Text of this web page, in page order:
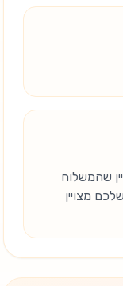
שהמשלוח
מצויין